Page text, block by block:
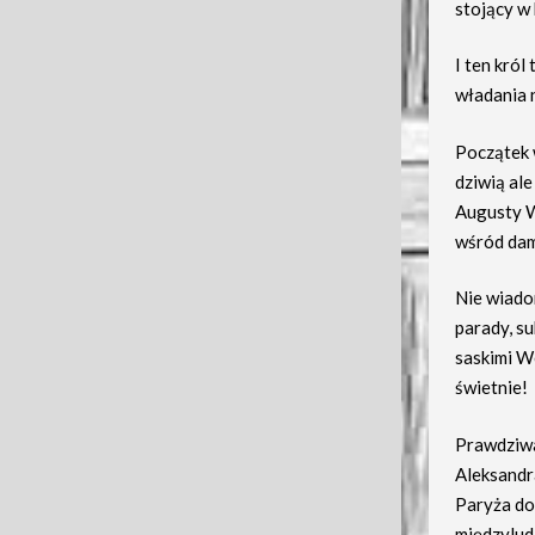
stojący w
I ten król
władania
Początek
dziwią
Augusty
wśród
Nie
parady,
saskimi
świetnie!
Paryża